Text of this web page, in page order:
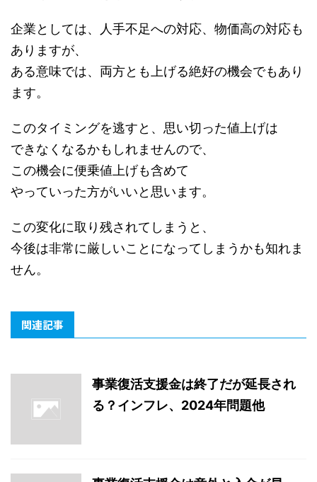
企業としては、人手不足への対応、物価高の対応も
ありますが、
ある意味では、両方とも上げる絶好の機会でもあり
ます。
このタイミングを逃すと、思い切った値上げは
できなくなるかもしれませんので、
この機会に便乗値上げも含めて
やっていった方がいいと思います。
この変化に取り残されてしまうと、
今後は非常に厳しいことになってしまうかも知れま
せん。
関連記事
事業復活支援金は終了だが延長され
る？インフレ、2024年問題他